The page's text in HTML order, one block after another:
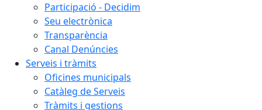
Participació - Decidim
Seu electrònica
Transparència
Canal Denúncies
Serveis i tràmits
Oficines municipals
Catàleg de Serveis
Tràmits i gestions